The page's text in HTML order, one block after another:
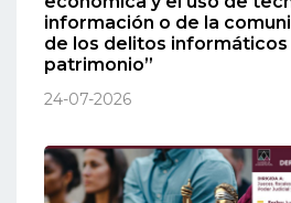
información o de la
de los delitos informáticos
patrimonio”
24-07-2026